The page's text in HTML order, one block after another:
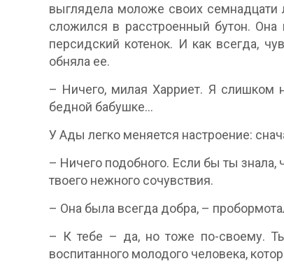
выглядела моложе своих семнадцати
сложился в расстроенный бутон. Она
персидский котенок. И как всегда,
обняла ее.
– Ничего, милая Харриет. Я слишком
бедной бабушке...
У Ады легко меняется настроение:
– Ничего подобного. Если бы ты
твоего нежного сочувствия.
– Она была всегда добра, –
– К тебе – да, но тоже по-своему.
воспитанного молодого человека,